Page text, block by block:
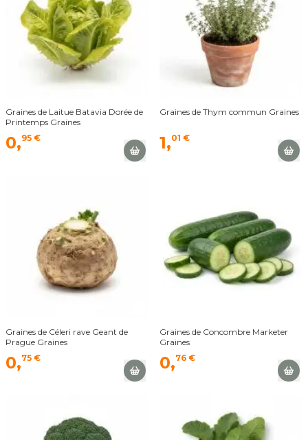
Graines de Laitue Batavia Dorée de
Printemps Graines
0,95 €
Graines de Thym commun Graines
1,01 €
Graines de Céleri rave Geant de
Prague Graines
0,75 €
Graines de Concombre Marketer
Graines
0,76 €